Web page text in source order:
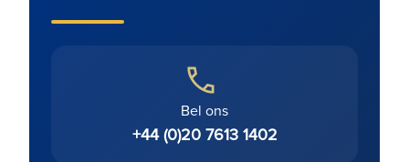
Bel ons
+44 (0)20 7613 1402